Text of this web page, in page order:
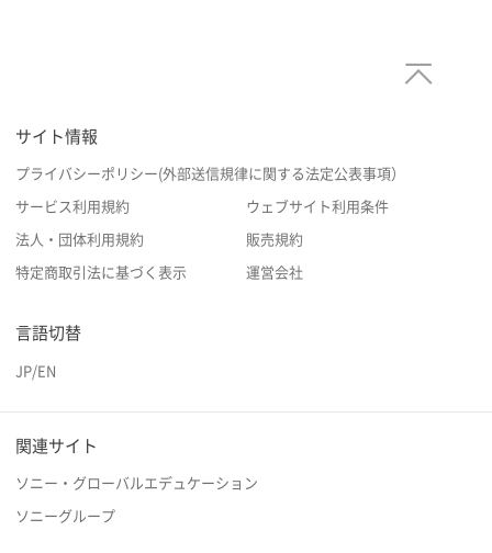
サイト情報
プライバシーポリシー(外部送信規律に関する法定公表事項）
サービス利用規約 ウェブサイト利用条件
法人・団体利用規約 販売規約
特定商取引法に基づく表示 運営会社
言語切替
JP/EN
関連サイト
ソニー・グローバルエデュケーション
ソニーグループ